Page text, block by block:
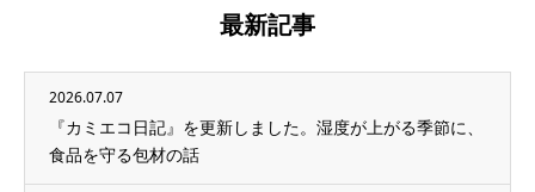
最新記事
2026.07.07
『カミエコ日記』を更新しました。湿度が上がる季節に、
食品を守る包材の話